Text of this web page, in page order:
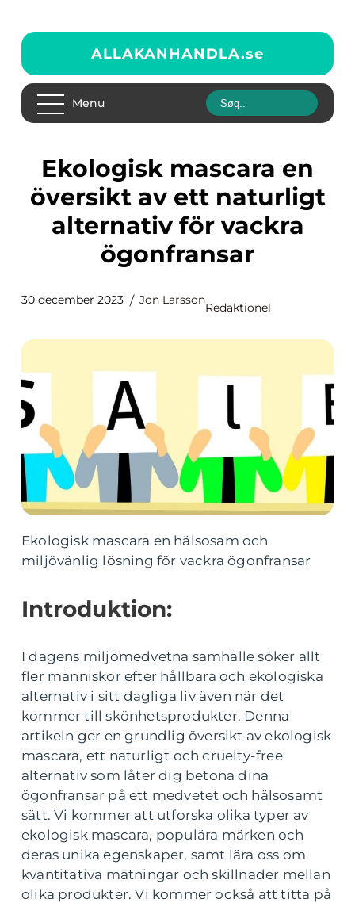
ALLAKANHANDLA.se
Menu
Ekologisk mascara en
översikt av ett naturligt
alternativ för vackra
ögonfransar
30 december 2023 Jon Larsson
Redaktionel
Ekologisk mascara en hälsosam och
miljövänlig lösning för vackra ögonfransar
Introduktion:
I dagens miljömedvetna samhälle söker allt
fler människor efter hållbara och ekologiska
alternativ i sitt dagliga liv även när det
kommer till skönhetsprodukter. Denna
artikeln ger en grundlig översikt av ekologisk
mascara, ett naturligt och cruelty-free
alternativ som låter dig betona dina
ögonfransar på ett medvetet och hälsosamt
sätt. Vi kommer att utforska olika typer av
ekologisk mascara, populära märken och
deras unika egenskaper, samt lära oss om
kvantitativa mätningar och skillnader mellan
olika produkter. Vi kommer också att titta på